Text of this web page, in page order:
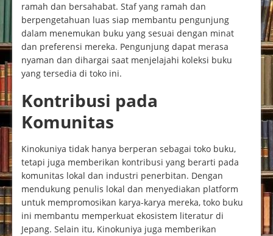
ramah dan bersahabat. Staf yang ramah dan
berpengetahuan luas siap membantu pengunjung
dalam menemukan buku yang sesuai dengan minat
dan preferensi mereka. Pengunjung dapat merasa
nyaman dan dihargai saat menjelajahi koleksi buku
yang tersedia di toko ini.
Kontribusi pada
Komunitas
Kinokuniya tidak hanya berperan sebagai toko buku,
tetapi juga memberikan kontribusi yang berarti pada
komunitas lokal dan industri penerbitan. Dengan
mendukung penulis lokal dan menyediakan platform
untuk mempromosikan karya-karya mereka, toko buku
ini membantu memperkuat ekosistem literatur di
Jepang. Selain itu, Kinokuniya juga memberikan